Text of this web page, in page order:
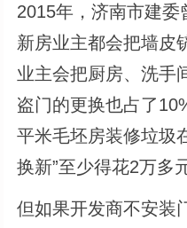
2015年，济南市建
新房业主都会把墙皮
业主会把厨房、洗手
盗门的更换也占了
平米毛坯房装修垃圾
换新”至少得花2万多
但如果开发商不安装